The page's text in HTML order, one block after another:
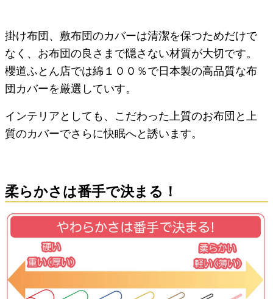
掛け布団、敷布団のカバーは清潔を保つためだけで
なく、お布団の良さまで隠さない材質が大切です。
櫻道ふとん店では綿１００％で日本製の高品質な布
団カバーを厳選していす。
インテリアとしても、こだわった上質のお布団と上
質のカバーでさらに快眠へと誘います。
柔らかさは番手で決まる！